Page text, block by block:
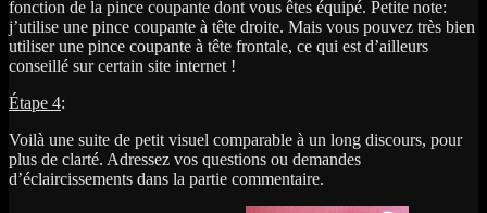
fonction de la pince coupante dont vous êtes équipé. Petite note:
j’utilise une pince coupante à tête droite. Mais vous pouvez très bien
utiliser une pince coupante à tête frontale, ce qui est d’ailleurs
conseillé sur certain site internet !
Étape 4:
Voilà une suite de petit visuel comparable à un long discours, pour
plus de clarté. Adressez vos questions ou demandes
d’éclaircissements dans la partie commentaire.